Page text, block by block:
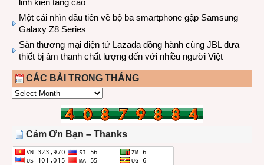
linh kiện tăng cao
Một cái nhìn đầu tiên về bộ ba smartphone gập Samsung
Galaxy Z8 Series
Sàn thương mại điện tử Lazada đồng hành cùng JBL dưa
thiết bị âm thanh chất lượng đến với nhiều người Việt
CÁC BÀI TRONG THÁNG
CÁC
THÁNG
Cảm Ơn Bạn – Thanks